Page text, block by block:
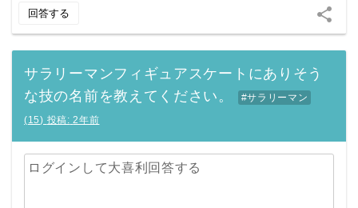
回答する share
サラリーマンフィギュアスケートにありそう
な技の名前を教えてください。
#サラリーマン
(15) 投稿: 2年前
ログインして大喜利回答する